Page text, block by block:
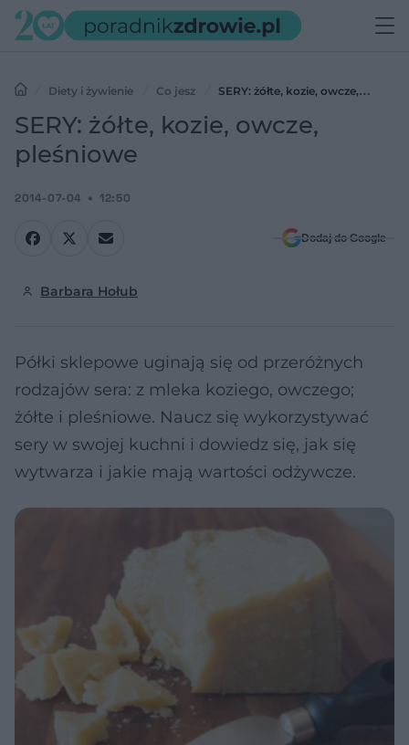
Diety i żywienie Co jesz
SERY: żółte, kozie, owcze,
pleśniowe
SERY: żółte, kozie, owcze,
pleśniowe
2014-07-04 12:50
Dodaj do Google
Barbara Hołub
Półki sklepowe uginają się od przeróżnych
rodzajów sera: z mleka koziego, owczego;
żółte i pleśniowe. Naucz się wykorzystywać
sery w swojej kuchni i dowiedz się, jak się
wytwarza i jakie mają wartości odżywcze.